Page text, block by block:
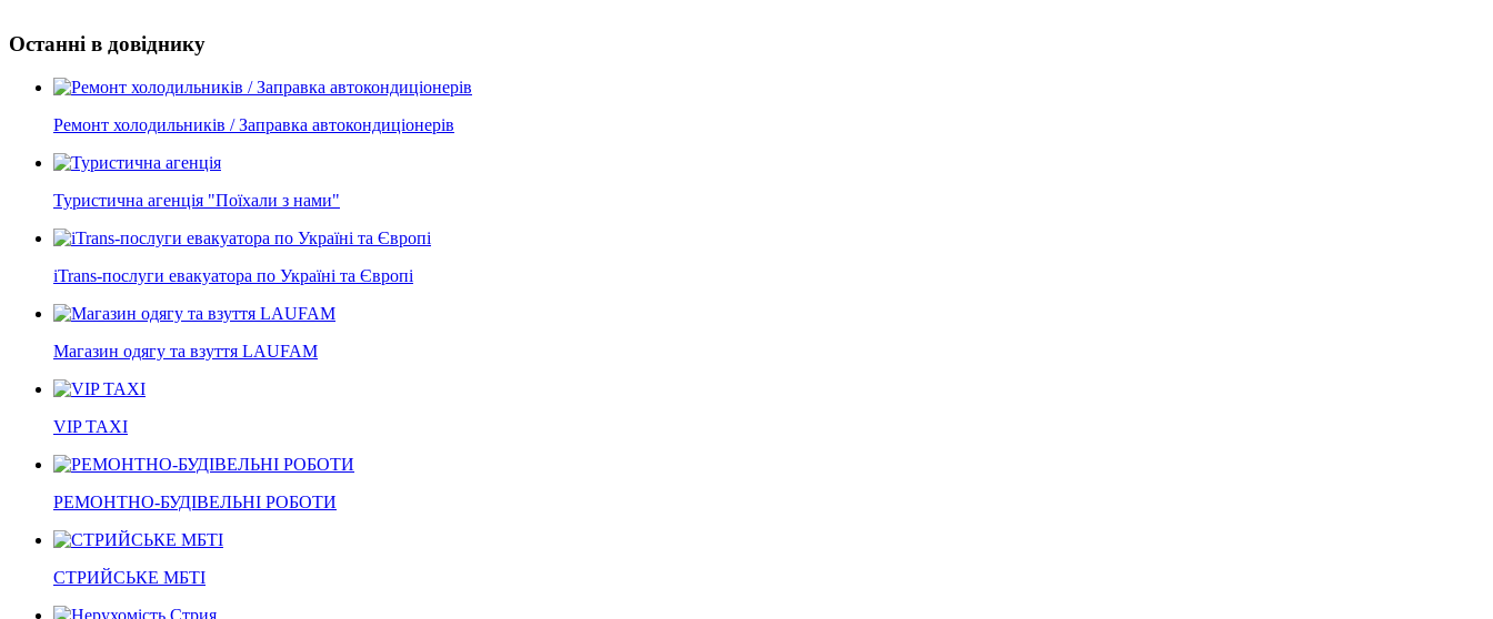
Останні в довіднику
Ремонт холодильників / Заправка автокондиціонерів
Туристична агенція "Поїхали з нами"
iTrans-послуги евакуатора по Україні та Європі
Магазин одягу та взуття LAUFAM
VIP TAXI
РЕМОНТНО-БУДІВЕЛЬНІ РОБОТИ
СТРИЙСЬКЕ МБТІ